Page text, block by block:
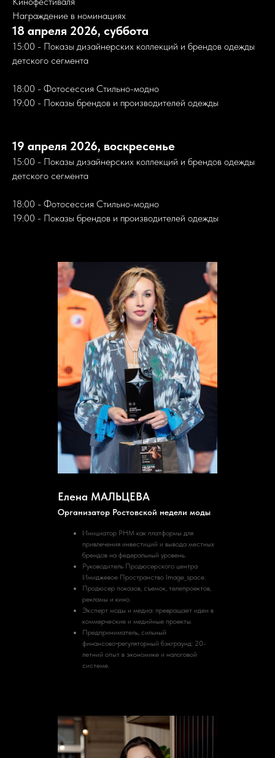
Награждение в номинациях
18 апреля 2026, суббота
15:00 - Показы дизайнерских коллекций и брендов одежды
детского сегмента
18:00 - Фотосессия Стильно-модно
19:00 - Показы брендов и производителей одежды
19 апреля 2026, воскресенье
15:00 - Показы дизайнерских коллекций и брендов одежды
детского сегмента
18:00 - Фотосессия Стильно-модно
19:00 - Показы брендов и производителей одежды
Елена МАЛЬЦЕВА
Организатор Ростовской недели моды
Инициатор РНМ как платформы для
привлечения инвестиций и вывода местных
брендов на федеральный уровень.
Руководитель Продюсерского центра
Имиджевое Пространство Image_space.
Продюсер показов, съемок, телепроектов,
рекламы и кино.
Эксперт моды и медиа: превращает идеи в
коммерческие и медийные проекты.
Предприниматель, сильный
финансово‑регуляторный бэкграунд: 20-
летний опыт в экономике и налоговой
системе.